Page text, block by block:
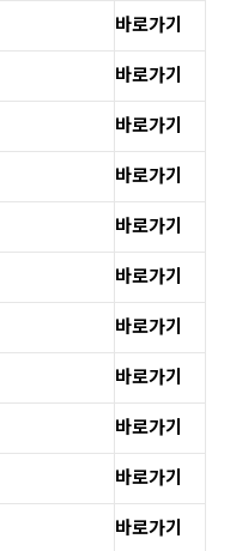
바로가기
바로가기
바로가기
바로가기
바로가기
바로가기
바로가기
바로가기
바로가기
바로가기
바로가기